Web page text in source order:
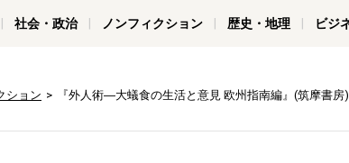
社会・政治 ノンフィクション 歴史・地理 ビジ
ション 『外人術―大蟻食の生活と意見 欧州指南編』(筑摩書房)